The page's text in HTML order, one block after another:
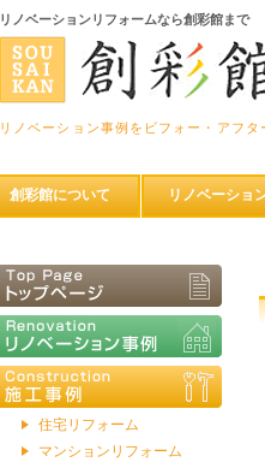
リノベーションリフォームなら創彩館まで
リノベーション事例をビフォー・アフ
創彩館について リノベーショ
住宅リフォーム
マンションリフォーム